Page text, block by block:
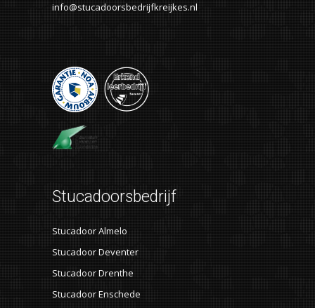
info@stucadoorsbedrijfkreijkes.nl
Stucadoorsbedrijf
Stucadoor Almelo
Stucadoor Deventer
Stucadoor Drenthe
Stucadoor Enschede